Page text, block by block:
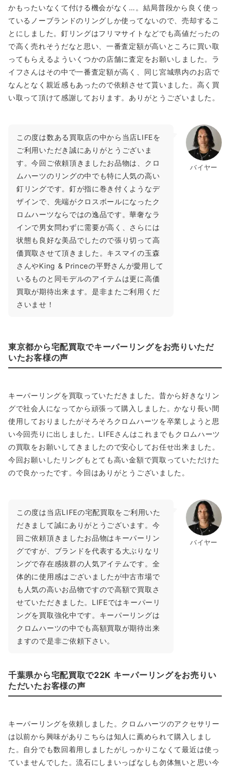
かもったいなくて付ける機会がなく…。結局普段から良く使っ
ているノーブランドのリングしか使ってないので、売却するこ
とにしました。釘リングはフリマサイトなどでも高値だったの
で高く売れそうだなと思い、一番査定額が高いところに買い取
ってもらえるよういくつかの店舗に査定をお願いしました。ラ
イフさんはその中で一番査定額が高く、同じ宮城県内のお店で
なんとなく親近感もあったので依頼させて貰いました。高く買
い取って頂けて感謝しております。ありがとうございました。
バイヤー
この度は数ある買取店の中から当店LIFEを
ご利用いただき誠にありがとうございま
す。今回ご依頼頂きましたお品物は、クロ
ムハーツのリングの中でも特に人気の高い
釘リングです。釘が指に巻き付くようなデ
ザインで、先端がクロスボールになったク
ロムハーツならではの逸品です。華奢なラ
インで男女問わずに需要が高く、さらには
状態も良好な美品でしたので張り切って高
価買取させて頂きました。キスマイの玉森
さんやKing & Princeの平野さんが愛用して
いるものと同モデルのアイテムは更に高価
買取が期待出来ます。是非またご利用くだ
さいませ！
東京都から宅配買取でキーパーリングをお売りいただ
いたお客様の声
キーパーリングを買取っていただきました。昔から好きなリン
グで社会人になってから頑張って購入しました。かなり長い間
使用しておりましたがそろそろクロムハーツを卒業しようと思
い今回売りに出しました。LIFEさんはこれまでもクロムハーツ
の買取をお願いしてきましたので安心してお任せ出来ました。
今回お願いしたリングもとても高い金額で買取っていただけた
ので良かったです。今回はありがとうございました。
バイヤー
この度は当店LIFEの宅配買取をご利用いた
だきまして誠にありがとうございます。今
回ご依頼頂きましたお品物はキーパーリン
グですが、ブランドを代表する大ぶりなリ
ングで存在感抜群の人気アイテムです。全
体的に使用感はございましたが中古市場で
も人気の高いお品物ですので高額で買取さ
せていただきました。LIFEではキーパーリ
ングを買取強化中です。キーパーリングは
クロムハーツの中でも高額買取が期待出来
ますので是非ご依頼下さい。
千葉県から宅配買取で22K キーパーリングをお売りい
ただいたお客様の声
キーパーリングを依頼しました。クロムハーツのアクセサリー
は以前から興味がありこちらは知人に薦められて購入しまし
た。自分でも数回着用しましたがしっかりこなくて最近は使っ
ていませんでした。流石にしまいっぱなしも勿体無いと思い今